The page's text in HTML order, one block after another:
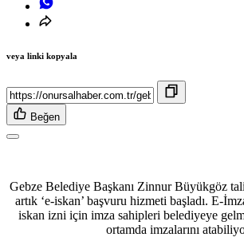
veya linki kopyala
Beğen
Gebze Belediye Başkanı Zinnur Büyükgöz
artık ‘e-iskan’ başvuru hizmeti başladı. E-
iskan izni için imza sahipleri belediyeye
ortamda imzalarını